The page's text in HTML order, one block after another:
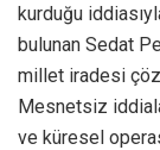
kurduğu
bulunan Sedat
millet iradesi
Mesnetsiz
ve küresel